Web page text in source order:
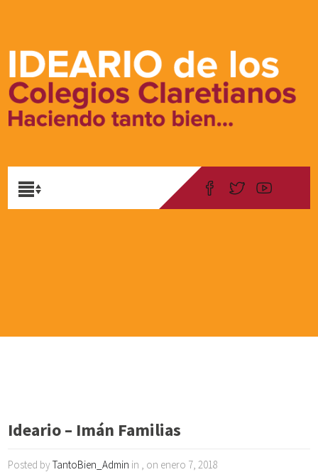
Ideario – Imán Familias
Posted byTantoBien_Admin in , on enero 7, 2018